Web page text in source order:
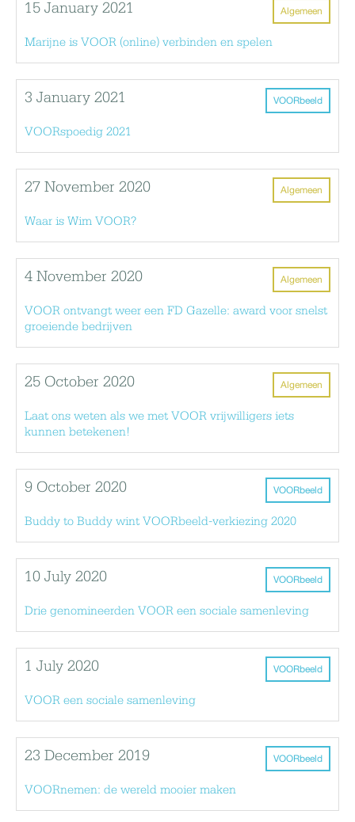
Algemeen
15 January 2021
Marijne is VOOR (online) verbinden en spelen
VOORbeeld
3 January 2021
VOORspoedig 2021
Algemeen
27 November 2020
Waar is Wim VOOR?
Algemeen
4 November 2020
VOOR ontvangt weer een FD Gazelle: award voor snelst
groeiende bedrijven
Algemeen
25 October 2020
Laat ons weten als we met VOOR vrijwilligers iets
kunnen betekenen!
VOORbeeld
9 October 2020
Buddy to Buddy wint VOORbeeld-verkiezing 2020
VOORbeeld
10 July 2020
Drie genomineerden VOOR een sociale samenleving
VOORbeeld
1 July 2020
VOOR een sociale samenleving
VOORbeeld
23 December 2019
VOORnemen: de wereld mooier maken